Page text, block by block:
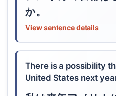
か。
View sentence details
There is a possibility
United States next